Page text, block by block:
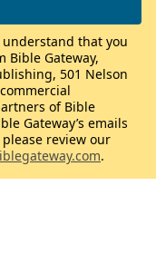
that you
Bible Gateway,
501 Nelson
of Bible
Gateway’s emails
review our
.